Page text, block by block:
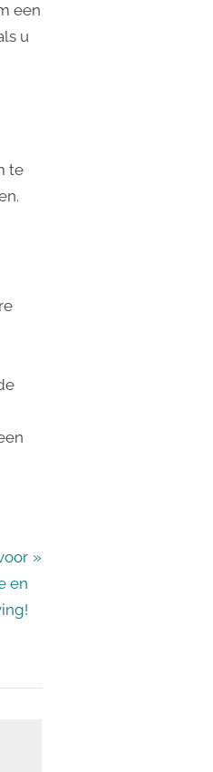
een
u
te
en